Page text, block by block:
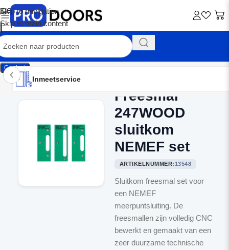
Skip to navigation
Skip to main content
Contact
Inmeetservice
Montageservice
Advies op maat
Showroom
Inmeetservice
Freesmal
247WOOD
sluitkom
NEMEF set
ARTIKELNUMMER:13548
Sluitkom freesmal set voor
een NEMEF
meerpuntsluiting. De
freesmallen zijn volledig CNC
bewerkt en gemaakt van een
zeer duurzame technische